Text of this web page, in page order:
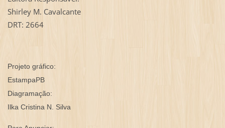
Shirley M. Cavalcante
DRT: 2664
Projeto gráfico:
EstampaPB
Diagramação:
Ilka Cristina N. Silva